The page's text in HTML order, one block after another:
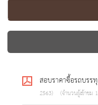
สอบราคาซื้อรถบรร
2563)
(จำนวนผู้เข้าชม